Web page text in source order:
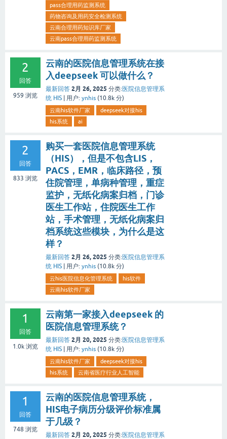
pass合理用药监测系统
药物咨询及用药安全检测系统
云南合理用药知识库厂家
云南pass合理用药监测系统
2
回答
959 浏览
云南的医院信息管理系统在接
入deepseek 可以做什么？
最新回答 2月 26, 2025 分类:医院信息管理系
统 HIS
用户: ynhis (10.8k 分)
云南his软件厂家
deepseek对接his
his系统
ai
2
回答
833 浏览
购买一套医院信息管理系统
（HIS），但是不包含LIS，
PACS，EMR，临床路径，预
住院管理，单病种管理，重症
监护，无纸化病案归档，门诊
医生工作站，住院医生工作
站，手术管理，无纸化病案归
档系统这些模块，为什么是这
样？
最新回答 2月 26, 2025 分类:医院信息管理系
统 HIS
用户: ynhis (10.8k 分)
云his医院信息化管理系统
his软件
云南his软件厂家
1
回答
1.0k 浏览
云南第一家接入deepseek 的
医院信息管理系统？
最新回答 2月 20, 2025 分类:医院信息管理系
统 HIS
用户: ynhis (10.8k 分)
云南his软件厂家
deepseek对接his
his系统
云南省医疗行业人工智能
1
回答
748 浏览
云南的医院信息管理系统，
HIS电子病历分级评价标准属
于几级？
最新回答 2月 20, 2025 分类:医院信息管理系